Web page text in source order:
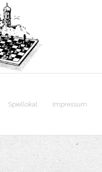
Spiellokal Impressum